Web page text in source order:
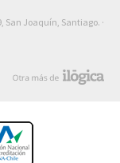
Joaquín, Santiago. ·